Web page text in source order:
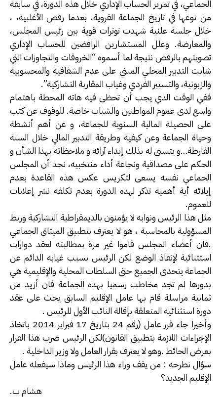
الجماعي، في تمرير الحساب الإداري خلال هذه الدورة، في سابقة
من نوعها في تاريخ الجماعة القروية، بعدما رفض الأغلبية، ،
خلال جلسة علنية شهدت توترات قوية بين رئيس المجلس،
والمعارضة. وعلل المستشارين الرافضين للحساب الإداري
تصويتهم بالرفض نتيجة لما أسموه “الخروقات والتجاوزات التي
شابت التدبير المحلي المبني على عدم الشفافية والمحسوبية
والزبونية، والتسيير الفردي وغياب المقاربة التشاركية”.
ففي الوقت الذي يجب أن تحظى فيه هاته المحطة باهتمام
واسع لدى عموم المواطنين والشباب خاصة. للوقوف عن كثب
على الحصيلة المالية السنوية للجماعة، و عن أهم أنشطة
وحياة الجماعة وعن كيفية وطريقة التدبير المالي خلال السنة
الفارطة…و يتسنى له بذلك إبداء آرائه و ملاحظاته بهذا الشأن و
الحكم على مصداقية ونجاعة أداء منتخبيه، نجد أن المجلس
الجماعي نفسه يسعى لتكريس عكس هذه القاعدة بعدم
إيلائه أية أهمية تذكر لهذه الدورة بعدم تكلفه نشر إعلانات
للعموم.
مثل هذا الرئيس ونوابه لا يؤمنون بالديمقراطية التشاركية وربط
المسؤولية بالمحاسبة ، هو لا يعترف بتطبيق الميثاق الجماعي
.فان أعضاء المجلس قاموا غير مرة بمطالبته لعقد دوارات
استثنائية لإنقاذ الوضع لكن الرئيس بسبب غيابه الدائم عن
الجماعة يتحدى الجميع حتى السلطات المحلية والإقليمية هي
بدورها لم تجد مخاطب رسميا بهذه الجماعة فان أزيد من
ثمانية مراسلة قام بها عامل الإقليم السابق يحث على عقد
دورة استثنائية المتعلقة بإقالة النائب الأول للرئيس .
وأخيرا جاء قرر عامل (رقم 24 بتاريخ 17 فبراير 2014 باتخاذ
الإجراءات اللازمة بتطبيق القانون)لكن الرئيس ضرب هذا القرار
بعرض الحائط .وهو لا يعترف بقرار العامل ولا وزير الداخلية .
سؤال نطرحه : من يقف وراء هذا الرئيس وماذا سيفعله عامل
الإقليم الجديد؟
هشام ب.